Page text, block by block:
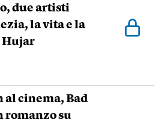
due artisti
la vita e la
Hujar
al cinema, Bad
romanzo su